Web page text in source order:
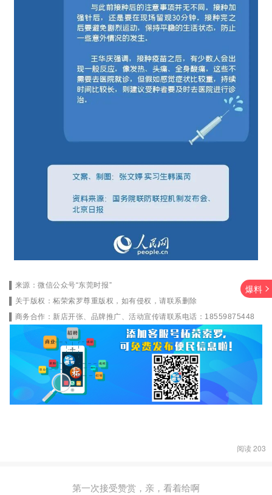
▌来源：微信公众号“东莞时报”
▌关于版权：柘荣索罗尊重版权，如有侵权，请联系删除
▌商务合作：新店开张、品牌推广、活动宣传请联系电话：18559875448
阅读 203
第一次接受赞赏，亲，看着给啊
爆料